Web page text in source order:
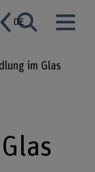
DE
im Glas